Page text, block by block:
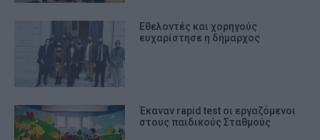
Εθελοντές και χορηγούς
ευχαρίστησε η δήμαρχος
Έκαναν rapid test οι εργαζόμενοι
στους παιδικούς Σταθμούς